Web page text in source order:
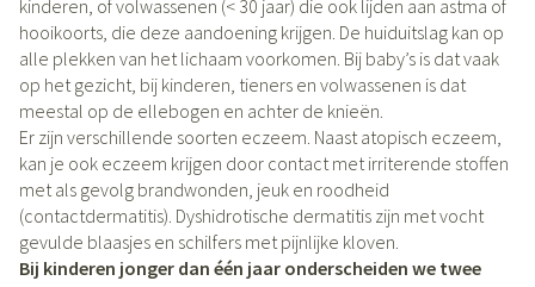
kinderen, of volwassenen (< 30 jaar) die ook lijden aan astma of
hooikoorts, die deze aandoening krijgen. De huiduitslag kan op
alle plekken van het lichaam voorkomen. Bij baby’s is dat vaak
op het gezicht, bij kinderen, tieners en volwassenen is dat
meestal op de ellebogen en achter de knieën.
Er zijn verschillende soorten eczeem. Naast atopisch eczeem,
kan je ook eczeem krijgen door contact met irriterende stoffen
met als gevolg brandwonden, jeuk en roodheid
(contactdermatitis). Dyshidrotische dermatitis zijn met vocht
gevulde blaasjes en schilfers met pijnlijke kloven.
Bij kinderen jonger dan één jaar onderscheiden we twee